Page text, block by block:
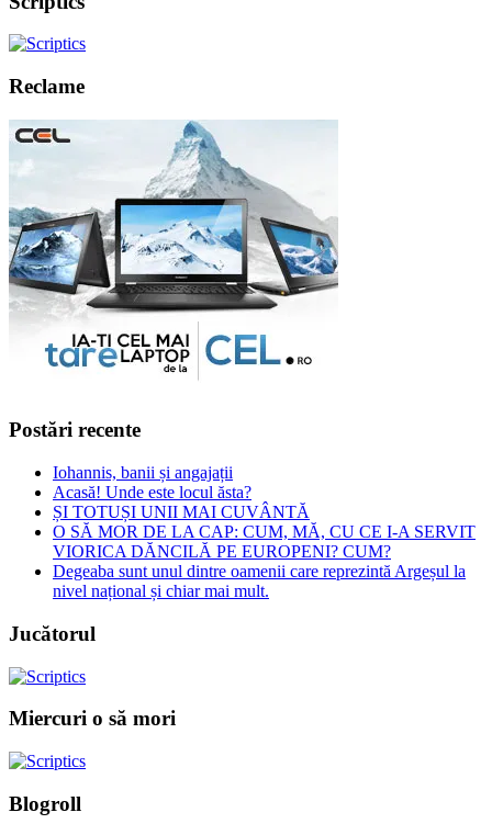
Reclame
Postări recente
Iohannis, banii și angajații
Acasă! Unde este locul ăsta?
ȘI TOTUȘI UNII MAI CUVÂNTĂ
O SĂ MOR DE LA CAP: CUM, MĂ, CU CE I-A SERVIT
VIORICA DĂNCILĂ PE EUROPENI? CUM?
Degeaba sunt unul dintre oamenii care reprezintă Argeșul la
nivel național și chiar mai mult.
Jucătorul
Miercuri o să mori
Blogroll